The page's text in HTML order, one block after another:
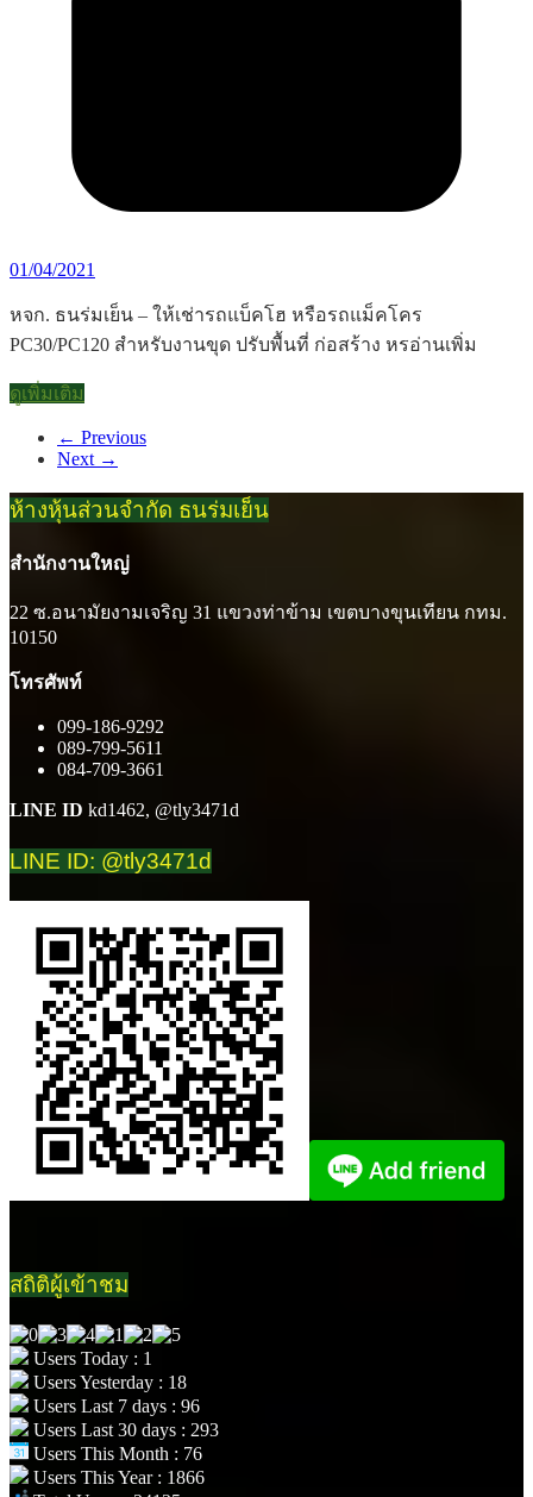
01/04/2021
หจก. ธนร่มเย็น – ให้เช่ารถแบ็คโฮ หรือรถแม็คโคร
PC30/PC120 สำหรับงานขุด ปรับพื้นที่ ก่อสร้าง หรอ่านเพิ่ม
ดูเพิ่มเติม
← Previous
Next →
ห้างหุ้นส่วนจำกัด ธนร่มเย็น
สำนักงานใหญ่
22 ซ.อนามัยงามเจริญ 31 แขวงท่าข้าม เขตบางขุนเทียน กทม.
10150
โทรศัพท์
099-186-9292
089-799-5611
084-709-3661
LINE ID kd1462, @tly3471d
LINE ID: @tly3471d
สถิติผู้เข้าชม
Users Today : 1
Users Yesterday : 18
Users Last 7 days : 96
Users Last 30 days : 293
Users This Month : 76
Users This Year : 1866